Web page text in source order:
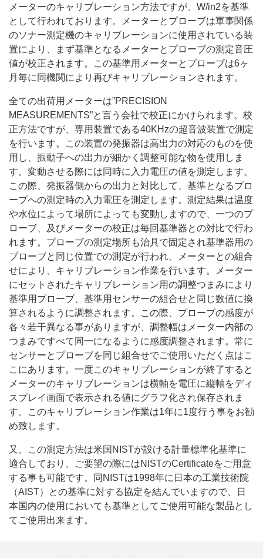
メーターのキャリブレーション方法ですが、W/in2を基準
として行われております。メーターとプローブは軍事関係
のソナー測定機のキャリブレーションに使用されている装
置により、まず基準となるメーターとプローブの測定音圧
値が校正されます。この基準用メーターとプローブは6ヶ
月毎に同機関により再びキャリブレーションされます。
全ての出荷用メーターは”PRECISION
MEASUREMENTS”と言う会社で校正にかけられます。校
正方法ですが、専用装置である40KHzの超音波装置で測定
を行います。この装置の発振器は高出力の対応のものを使
用し、振動子への出力が細かく調整可能な物を使用しま
す。変動させる際には同時に入力電圧の値を測定します。
この際、発振器側からの出力と対比して、基準となるプロ
ーブへの測定時の入力電圧を測定します。測定結果は温度
や水位によって場所によっても変動しますので、一つのプ
ローブ、及びメーターの校正は毎回基準器との対比で行わ
れます。プローブの測定場所も治具で固定され基準器用の
プローブと同じ位置での測定が行われ、メーターとの組合
せにより、キャリブレーション作業を行います。メーター
にセットされたキャリブレーション用の調整つまみにより
基準用プローブ、基準用センサーの組合せと同じ数値に換
算されるように調整されます。この際、プローブの感度が
各々若干異なる事がありますが、調整幅はメーター内部の
つまみですべて同一になるように感度調整されます。常に
センサーとプローブを同じ組合せでご使用いただく点はこ
こにあります。一度このキャリブレーションが終了すると
メーターのキャリブレーションは横軸を電圧に縦軸をディ
スプレイ画面で表示される値にグラフ化され保存されま
す。このキャリブレーション作業は1年に1度行う事をお勧
め致します。
又、この測定方法は米国NISTが設ける計量標準化基準に
適合しており、ご要望の際にはNISTのCertificateをご用意
する事も可能です。同NISTは1998年に日本の工業技術院
（AIST）との基準に対する協定を結んでいますので、日
本国内の使用においても基準としてご使用可能な製品とし
てご使用出来ます。